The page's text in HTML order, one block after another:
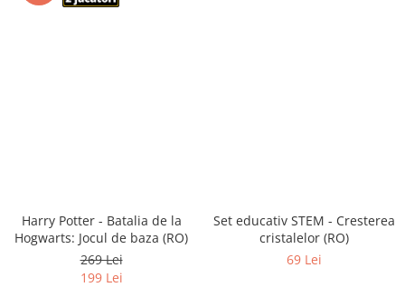
Harry Potter - Batalia de la
Hogwarts: Jocul de baza (RO)
269 Lei
199 Lei
Set educativ STEM - Cresterea
cristalelor (RO)
69 Lei